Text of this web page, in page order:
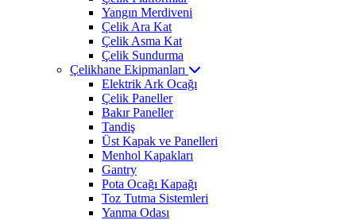
Yangın Merdiveni
Çelik Ara Kat
Çelik Asma Kat
Çelik Sundurma
Çelikhane Ekipmanları
Elektrik Ark Ocağı
Çelik Paneller
Bakır Paneller
Tandiş
Üst Kapak ve Panelleri
Menhol Kapakları
Gantry
Pota Ocağı Kapağı
Toz Tutma Sistemleri
Yanma Odası